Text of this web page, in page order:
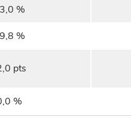
%
%
pts
%